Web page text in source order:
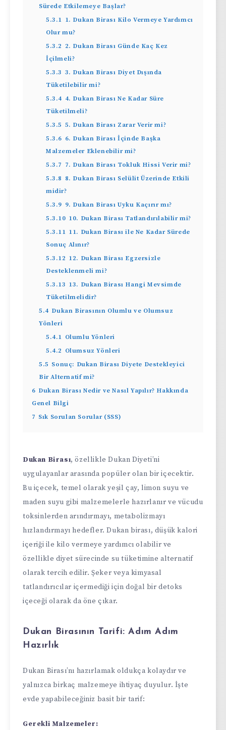
Sürede Etkilemeye Başlar?
5.3.1 1. Dukan Birası Kilo Vermeye Yardımcı
Olur mu?
5.3.2 2. Dukan Birası Günde Kaç Kez
İçilmeli?
5.3.3 3. Dukan Birası Diyet Dışında
Tüketilebilir mi?
5.3.4 4. Dukan Birası Ne Kadar Süre
Tüketilmeli?
5.3.5 5. Dukan Birası Zarar Verir mi?
5.3.6 6. Dukan Birası İçinde Başka
Malzemeler Eklenebilir mi?
5.3.7 7. Dukan Birası Tokluk Hissi Verir mi?
5.3.8 8. Dukan Birası Selülit Üzerinde Etkili
midir?
5.3.9 9. Dukan Birası Uyku Kaçırır mı?
5.3.10 10. Dukan Birası Tatlandırılabilir mi?
5.3.11 11. Dukan Birası ile Ne Kadar Sürede
Sonuç Alınır?
5.3.12 12. Dukan Birası Egzersizle
Desteklenmeli mi?
5.3.13 13. Dukan Birası Hangi Mevsimde
Tüketilmelidir?
5.4 Dukan Birasının Olumlu ve Olumsuz
Yönleri
5.4.1 Olumlu Yönleri
5.4.2 Olumsuz Yönleri
5.5 Sonuç: Dukan Birası Diyete Destekleyici
Bir Alternatif mi?
6 Dukan Birası Nedir ve Nasıl Yapılır? Hakkında
Genel Bilgi
7 Sık Sorulan Sorular (SSS)
Dukan Birası, özellikle Dukan Diyeti’ni
uygulayanlar arasında popüler olan bir içecektir.
Bu içecek, temel olarak yeşil çay, limon suyu ve
maden suyu gibi malzemelerle hazırlanır ve vücudu
toksinlerden arındırmayı, metabolizmayı
hızlandırmayı hedefler. Dukan birası, düşük kalori
içeriği ile kilo vermeye yardımcı olabilir ve
özellikle diyet sürecinde su tüketimine alternatif
olarak tercih edilir. Şeker veya kimyasal
tatlandırıcılar içermediği için doğal bir detoks
içeceği olarak da öne çıkar.
Dukan Birasının Tarifi: Adım Adım
Hazırlık
Dukan Birası’nı hazırlamak oldukça kolaydır ve
yalnızca birkaç malzemeye ihtiyaç duyulur. İşte
evde yapabileceğiniz basit bir tarif:
Gerekli Malzemeler: